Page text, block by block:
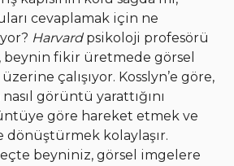
cevaplamak için ne
Harvardpsikoloji profesörü
beynin fikir üretmede görsel
çalışıyor. Kosslyn’e göre,
görüntü yarattığını
göre hareket etmek ve
kolaylaşır.
beyniniz, görsel imgelere